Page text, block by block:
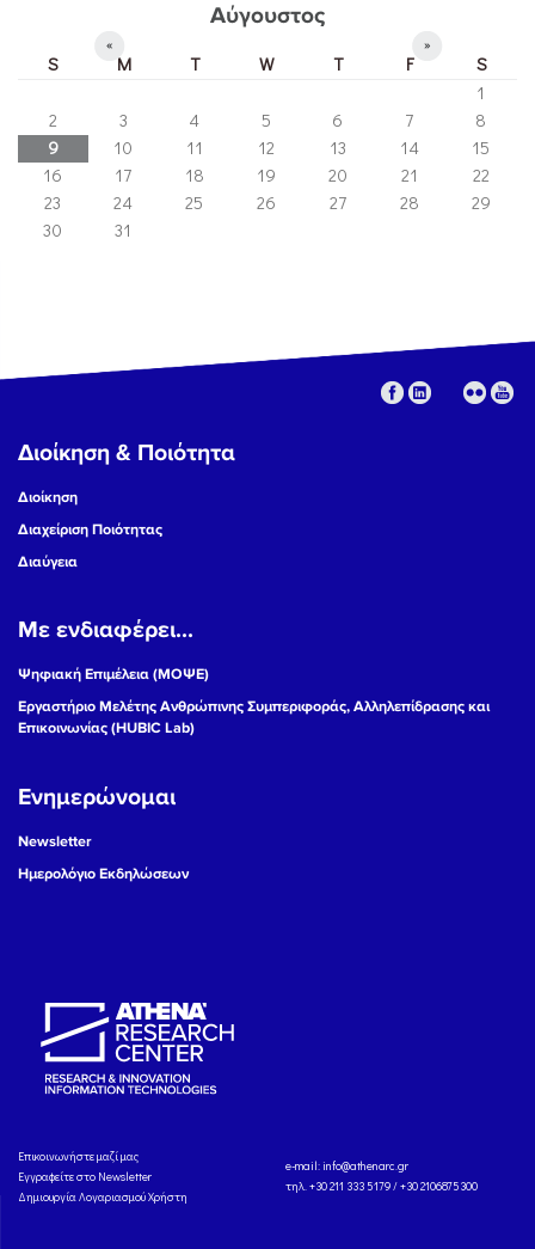
Αύγουστος
« »
S M T W T F
S
1
2
3 4 5 6 7
8
9
10 11 12 13 14
15
16
17 18 19 20 21
22
23
24 25 26 27 28
29
30
31
Διοίκηση & Ποιότητα
Διοίκηση
Διαχείριση Ποιότητας
Διαύγεια
Με ενδιαφέρει...
Ψηφιακή Επιμέλεια (ΜΟΨΕ)
Εργαστήριο Μελέτης Ανθρώπινης Συμπεριφοράς, Αλληλεπίδρασης και
Επικοινωνίας (HUBIC Lab)
Ενημερώνομαι
Newsletter
Ημερολόγιο Εκδηλώσεων
Eπικοινωνήστε μαζί μας
Εγγραφείτε στο Newsletter
Δημιουργία Λογαριασμού Χρήστη
e-mail: info@athenarc.gr
τηλ. +30 211 333 5179 / +30 2106875300